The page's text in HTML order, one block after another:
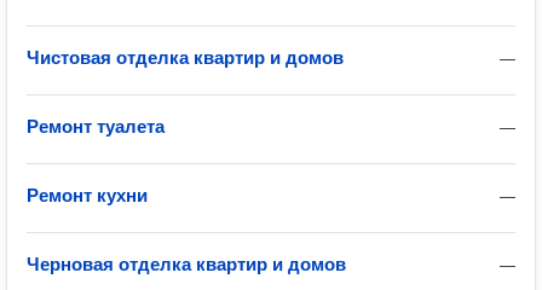
—
Чистовая отделка квартир и домов
—
Ремонт туалета
—
Ремонт кухни
—
Черновая отделка квартир и домов